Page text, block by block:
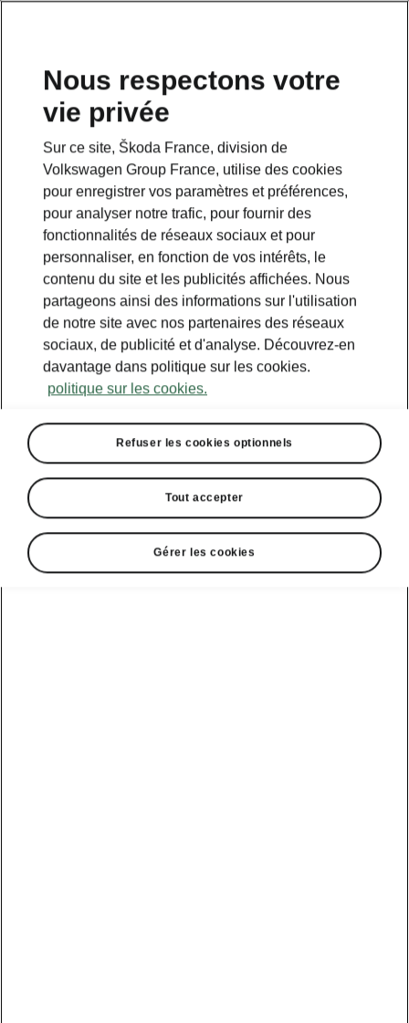
Nous respectons votre
vie privée
Sur ce site, Škoda France, division de
Volkswagen Group France, utilise des cookies
pour enregistrer vos paramètres et préférences,
pour analyser notre trafic, pour fournir des
fonctionnalités de réseaux sociaux et pour
personnaliser, en fonction de vos intérêts, le
contenu du site et les publicités affichées. Nous
partageons ainsi des informations sur l'utilisation
de notre site avec nos partenaires des réseaux
sociaux, de publicité et d'analyse. Découvrez-en
davantage dans politique sur les cookies.
politique sur les cookies.
Refuser les cookies optionnels
Tout accepter
Gérer les cookies